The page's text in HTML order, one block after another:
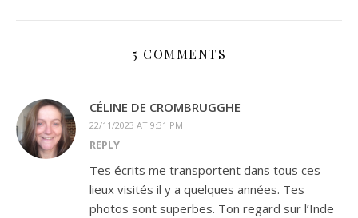
5 COMMENTS
CÉLINE DE CROMBRUGGHE
22/11/2023 AT 9:31 PM
REPLY
Tes écrits me transportent dans tous ces
lieux visités il y a quelques années. Tes
photos sont superbes. Ton regard sur l’Inde